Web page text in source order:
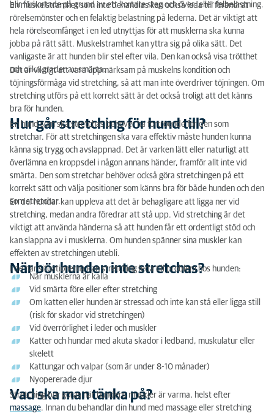
blir förkortade på grund av ett kortare steg och över- eller felbelastning.
En muskelstramhet som inte behandlas kan också leda till förändrat
rörelsemönster och en felaktig belastning på lederna. Det är viktigt att
hela rörelseomfånget i en led utnyttjas för att musklerna ska kunna
jobba på rätt sätt. Muskelstramhet kan yttra sig på olika sätt. Det
vanligaste är att hunden blir stel efter vila. Den kan också visa trötthet
och olika grader av smärta.
Det är viktigt att vara uppmärksam på muskelns kondition och
töjningsförmåga vid stretching, så att man inte överdriver töjningen. Om
stretching utförs på ett korrekt sätt är det också troligt att det känns
bra för hunden.
Hur går stretching för hund till?
En hund som ska stretchas behöver ha förtroende för den som
stretchar. För att stretchingen ska vara effektiv måste hunden kunna
känna sig trygg och avslappnad. Det är varken lätt eller naturligt att
överlämna en kroppsdel i någon annans händer, framför allt inte vid
smärta. Den som stretchar behöver också göra stretchingen på ett
korrekt sätt och välja positioner som känns bra för både hunden och den
som stretchar.
En del hundar kan uppleva att det är behagligare att ligga ner vid
stretching, medan andra föredrar att stå upp. Vid stretching är det
viktigt att använda händerna så att hunden får ett ordentligt stöd och
kan slappna av i musklerna. Om hunden spänner sina muskler kan
effekten av stretchingen utebli.
När bör hunden inte stretchas?
I de här situationerna kan stretching leda till problem hos hunden:
När musklerna är kalla
Vid smärta före eller efter stretching
Om katten eller hunden är stressad och inte kan stå eller ligga still
(risk för skador vid stretchingen)
Vid överrörlighet i leder och muskler
Katter och hundar med akuta skador i ledband, muskulatur eller
skelett
Kattungar och valpar (som är under 8-10 månader)
Nyopererade djur
Vad ska man tänka på?
Stretching bör göras när hundens muskler är varma, helst efter
massage. Innan du behandlar din hund med massage eller stretching